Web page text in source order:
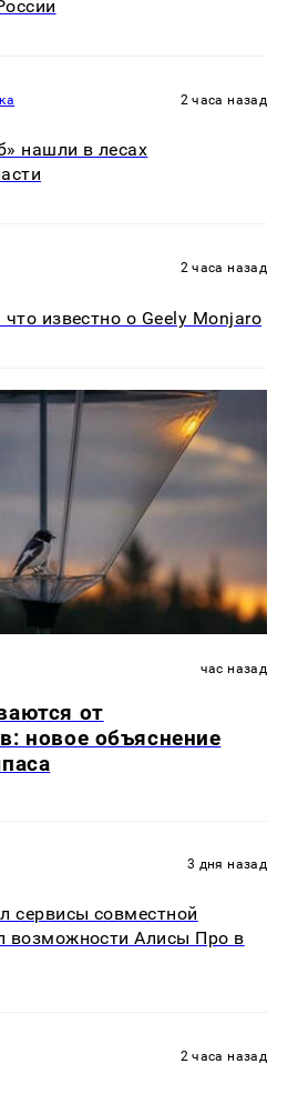
2 часа назад
нашли в лесах
2 часа назад
известно о Geely Monjaro
час назад
от
новое объяснение
3 дня назад
сервисы совместной
возможности Алисы Про в
2 часа назад